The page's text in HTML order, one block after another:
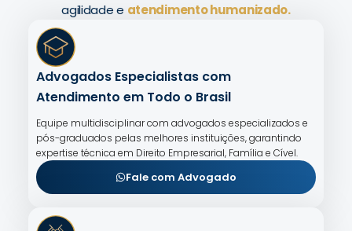
agilidade e atendimento humanizado.
Advogados Especialistas com
Atendimento em Todo o Brasil
Equipe multidisciplinar com advogados especializados e
pós-graduados pelas melhores instituições, garantindo
expertise técnica em Direito Empresarial, Família e Cível.
Fale com Advogado